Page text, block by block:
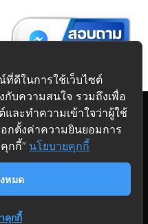
Intermarketing Co., Ltd.
นิเจอร์ครบวงจร
ที่ดีในการใช้เว็บไซต์
บความสนใจ รวมถึงเพื่อ
และทำความเข้าใจว่าผู้ใช้
กตั้งค่าความยินยอมการ
กกี้” นโยบายคุกกี้
หมด
คุกกี้